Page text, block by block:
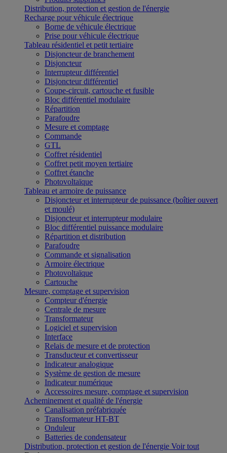
Distribution, protection et gestion de l'énergie
Recharge pour véhicule électrique
Borne de véhicule électrique
Prise pour véhicule électrique
Tableau résidentiel et petit tertiaire
Disjoncteur de branchement
Disjoncteur
Interrupteur différentiel
Disjoncteur différentiel
Coupe-circuit, cartouche et fusible
Bloc différentiel modulaire
Répartition
Parafoudre
Mesure et comptage
Commande
GTL
Coffret résidentiel
Coffret petit moyen tertiaire
Coffret étanche
Photovoltaïque
Tableau et armoire de puissance
Disjoncteur et interrupteur de puissance (boîtier ouvert
et moulé)
Disjoncteur et interrupteur modulaire
Bloc différentiel puissance modulaire
Répartition et distribution
Parafoudre
Commande et signalisation
Armoire électrique
Photovoltaïque
Cartouche
Mesure, comptage et supervision
Compteur d'énergie
Centrale de mesure
Transformateur
Logiciel et supervision
Interface
Relais de mesure et de protection
Transducteur et convertisseur
Indicateur analogique
Système de gestion de mesure
Indicateur numérique
Accessoires mesure, comptage et supervision
Acheminement et qualité de l'énergie
Canalisation préfabriquée
Transformateur HT-BT
Onduleur
Batteries de condensateur
Distribution, protection et gestion de l'énergie Voir tout